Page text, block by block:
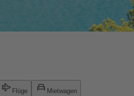
Flüge Mietwagen